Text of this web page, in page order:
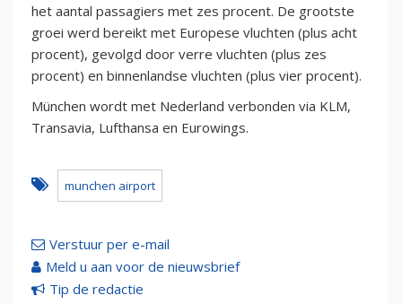
het aantal passagiers met zes procent. De grootste
groei werd bereikt met Europese vluchten (plus acht
procent), gevolgd door verre vluchten (plus zes
procent) en binnenlandse vluchten (plus vier procent).
München wordt met Nederland verbonden via KLM,
Transavia, Lufthansa en Eurowings.
munchen airport
Verstuur per e-mail
Meld u aan voor de nieuwsbrief
Tip de redactie